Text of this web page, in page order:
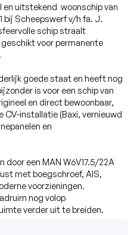
en uitstekend  woonschip van
bij Scheepswerf v/h fa. J.
schip straalt
voor permanente
goede staat en heeft nog
is voor een schip van
en direct bewoonbaar,
installatie (Baxi, vernieuwd
en
een MAN W6V17.5/22A
met boegschroef, AIS,
voorzieningen.
nog volop